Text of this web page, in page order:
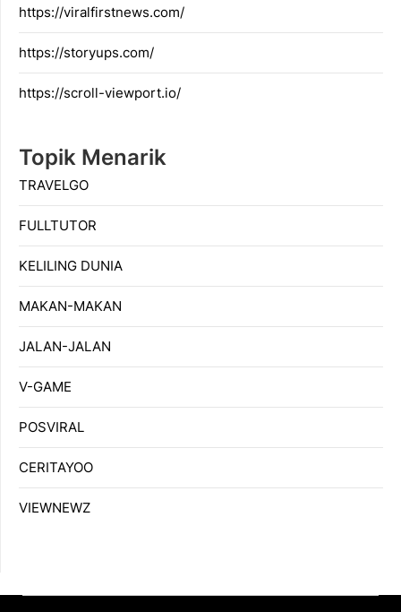
https://viralfirstnews.com/
https://storyups.com/
https://scroll-viewport.io/
Topik Menarik
TRAVELGO
FULLTUTOR
KELILING DUNIA
MAKAN-MAKAN
JALAN-JALAN
V-GAME
POSVIRAL
CERITAYOO
VIEWNEWZ